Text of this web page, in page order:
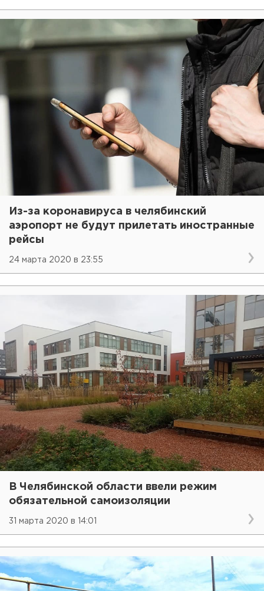
Из-за коронавируса в челябинский
аэропорт не будут прилетать иностранные
рейсы
24 марта 2020 в 23:55
В Челябинской области ввели режим
обязательной самоизоляции
31 марта 2020 в 14:01